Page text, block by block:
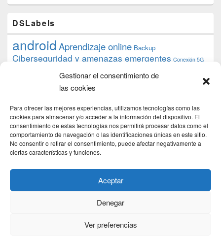
Gestionar el consentimiento de
las cookies
Para ofrecer las mejores experiencias, utilizamos tecnologías como las
cookies para almacenar y/o acceder a la información del dispositivo. El
consentimiento de estas tecnologías nos permitirá procesar datos como el
comportamiento de navegación o las identificaciones únicas en este sitio.
No consentir o retirar el consentimiento, puede afectar negativamente a
ciertas características y funciones.
Aceptar
Denegar
Ver preferencias
DSLabels
androidAprendizaje online Backup
Ciberseguridad y amenazas emergentes Conexión 5G
datos debian desarrollo web
Formación Google
iphone
proyecto PS4 python Raspberryraspberrypi
raspbian review Servidor Web Sostenibilidad
tecnológicaTecnología torrent
transmissiontutorial ubuntu server Windows
Theme: Catch Box byCatch Themes